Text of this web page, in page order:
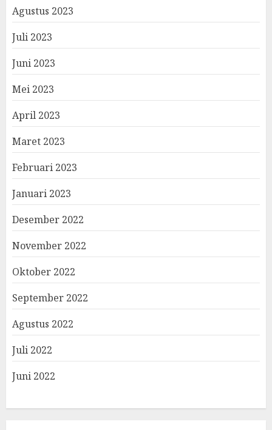
Agustus 2023
Juli 2023
Juni 2023
Mei 2023
April 2023
Maret 2023
Februari 2023
Januari 2023
Desember 2022
November 2022
Oktober 2022
September 2022
Agustus 2022
Juli 2022
Juni 2022